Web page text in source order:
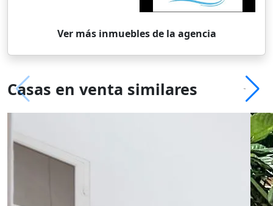
Ver más inmuebles de la agencia
Casas en venta similares